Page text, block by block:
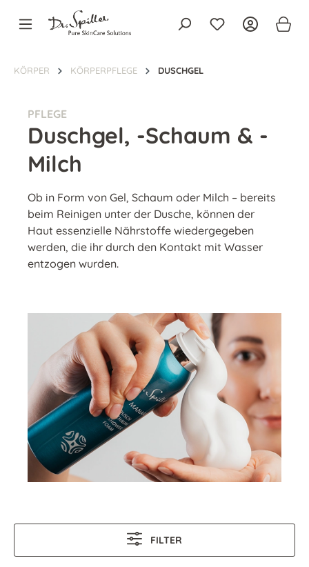
springen
KÖRPER KÖRPERPFLEGE DUSCHGEL
PFLEGE
Duschgel, -Schaum & -
Milch
Ob in Form von Gel, Schaum oder Milch – bereits
beim Reinigen unter der Dusche, können der
Haut essenzielle Nährstoffe wiedergegeben
werden, die ihr durch den Kontakt mit Wasser
entzogen wurden.
FILTER